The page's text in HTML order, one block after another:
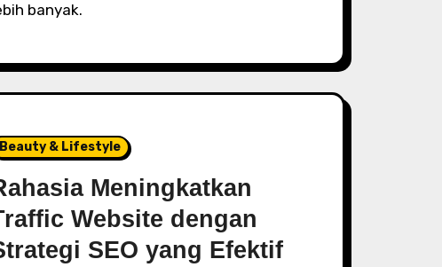
banyak.
Beauty & Lifestyle
Meningkatkan
Website dengan
SEO yang Efektif